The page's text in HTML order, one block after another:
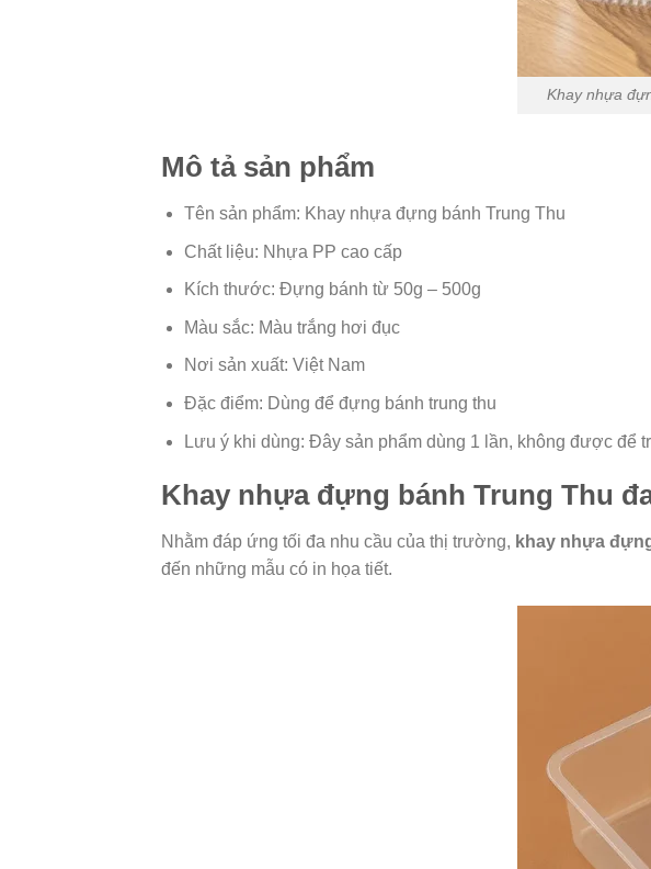
Khay nhựa
Mô tả sản phẩm
Tên sản phẩm: Khay nhựa đựng bánh Trung Thu
Chất liệu: Nhựa PP cao cấp
Kích thước: Đựng bánh từ 50g – 500g
Màu sắc: Màu trắng hơi đục
Nơi sản xuất: Việt Nam
Đặc điểm: Dùng để đựng bánh trung thu
Lưu ý khi dùng: Đây sản phẩm dùng 1 lần, không được để
Khay nhựa đựng bánh Trung Thu
Nhằm đáp ứng tối đa nhu cầu của thị trường, khay nhựa
đến những mẫu có in họa tiết.